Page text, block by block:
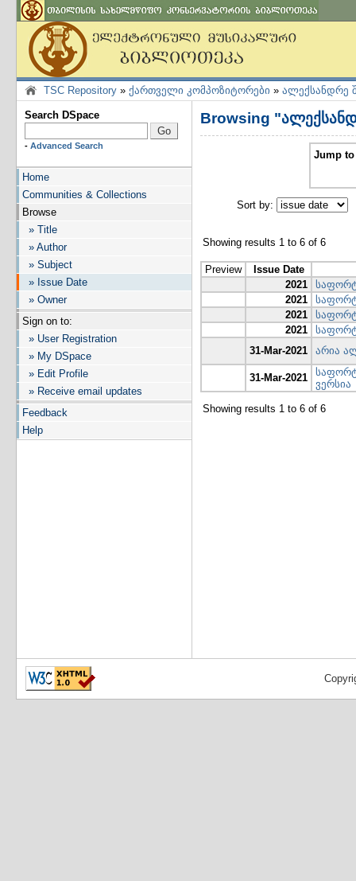
TSC Repository » ქართველი კომპოზიტორები » ალექსანდრე
Search DSpace
- Advanced Search
Home
Communities & Collections
Browse
» Title
» Author
» Subject
» Issue Date
» Owner
Sign on to:
» User Registration
» My DSpace
» Edit Profile
» Receive email updates
Feedback
Help
Browsing
Jump
Sort by:
Showing results 1 to 6 of 6
Preview
Issue Date
2021
2021
2021
2021
31-Mar-2021
არია
31-Mar-2021
ვერსია
Showing results 1 to 6 of 6